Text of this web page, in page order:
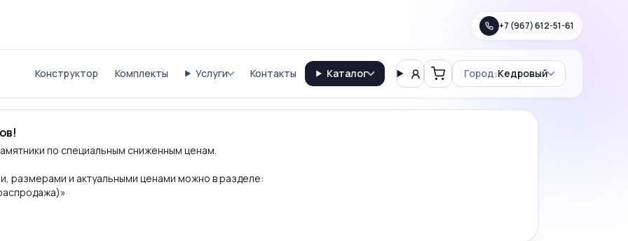
+7 (967) 612-51-61
Конструктор Комплекты Услуги Контакты Каталог ВходКорзинаГород:Кедровый
по специальным сниженным ценам.
размерами и актуальными ценами можно в разделе: